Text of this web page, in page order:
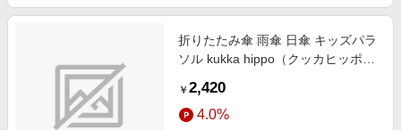
折りたたみ傘 雨傘 日傘 キッズパラ
ソル kukka hippo（クッカヒッポ）
傘 /子供用 /50cm]
￥ 2,420
4.0%